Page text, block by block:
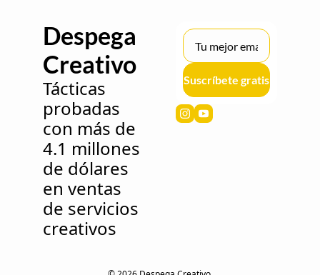
Despega
Creativo
Tácticas
probadas
con más de
4.1 millones
de dólares
en ventas
de servicios
creativos
Suscríbete gratis